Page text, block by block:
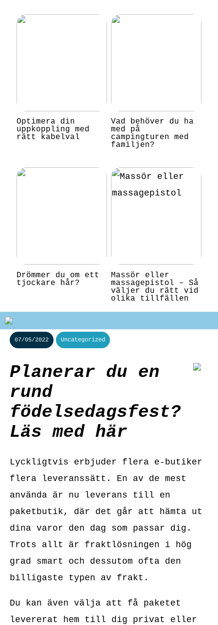
Optimera din
uppkoppling med
rätt kabelval
Vad behöver du ha
med på
campingturen med
familjen?
Drömmer du om ett
tjockare hår?
Massör eller
massagepistol – Så
väljer du rätt vid
olika tillfällen
07/05/2022 Uncategorized
Planerar du en
rund
födelsedagsfest?
Läs med här
Lyckligtvis erbjuder flera e-butiker
flera leveranssätt. En av de mest
använda är nu leverans till en
paketbutik, där det går att hämta ut
dina varor den dag som passar dig.
Trots allt är fraktlösningen i hög
grad smart och dessutom ofta den
billigaste typen av frakt.
Du kan även välja att få paketet
levererat hem till dig privat eller